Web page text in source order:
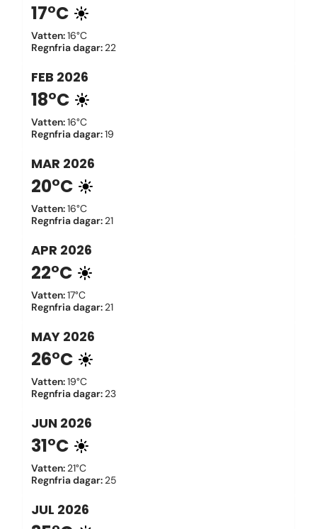
17°C
Vatten:16°C
Regnfria dagar: 22
FEB 2026
18°C
Vatten:16°C
Regnfria dagar:19
MAR 2026
20°C
Vatten:16°C
Regnfria dagar: 21
APR 2026
22°C
Vatten:17°C
Regnfria dagar: 21
MAY 2026
26°C
Vatten:19°C
Regnfria dagar: 23
JUN 2026
31°C
Vatten: 21°C
Regnfria dagar: 25
JUL 2026